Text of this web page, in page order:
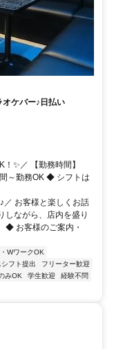
ケバー♪日払い
✨／ 【勤務時間】
～勤務OK ◆ シフトは
／ お客様と楽しくお話
しながら、店内を盛り
◆ お客様のご案内・
WワークOK
フト提出
フリーター歓迎
みOK 学生歓迎
経験不問